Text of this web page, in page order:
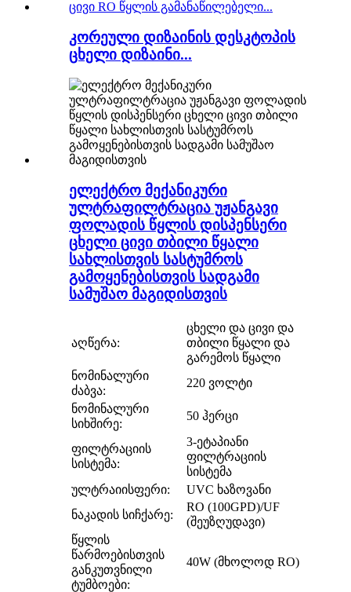
კორეული დიზაინის დესკტოპის
ცხელი დიზაინი...
ელექტრო მექანიკური
ულტრაფილტრაცია უჟანგავი
ფოლადის წყლის დისპენსერი
ცხელი ცივი თბილი წყალი
სახლისთვის სასტუმროს
გამოყენებისთვის სადგამი
სამუშაო მაგიდისთვის
აღწერა:
ცხელი და ცივი და
თბილი წყალი და
გარემოს წყალი
ნომინალური
ძაბვა:
220 ვოლტი
ნომინალური
სიხშირე:
50 ჰერცი
ფილტრაციის
სისტემა:
3-ეტაპიანი
ფილტრაციის
სისტემა
ულტრაიისფერი:
UVC ხაზოვანი
ნაკადის სიჩქარე:
RO (100GPD)/UF
(შეუზღუდავი)
წყლის
წარმოებისთვის
განკუთვნილი
ტუმბოები:
40W (მხოლოდ RO)